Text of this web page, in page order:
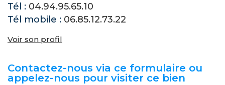
Tél : 04.94.95.65.10
Tél mobile : 06.85.12.73.22
Voir son profil
Contactez-nous via ce formulaire ou
appelez-nous pour visiter ce bien